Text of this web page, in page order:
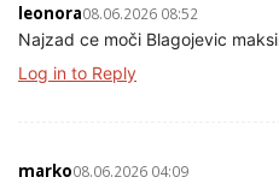
leonora08.06.2026 08:52
Najzad ce moči Blagojevic
Log in to Reply
marko08.06.2026 04:09